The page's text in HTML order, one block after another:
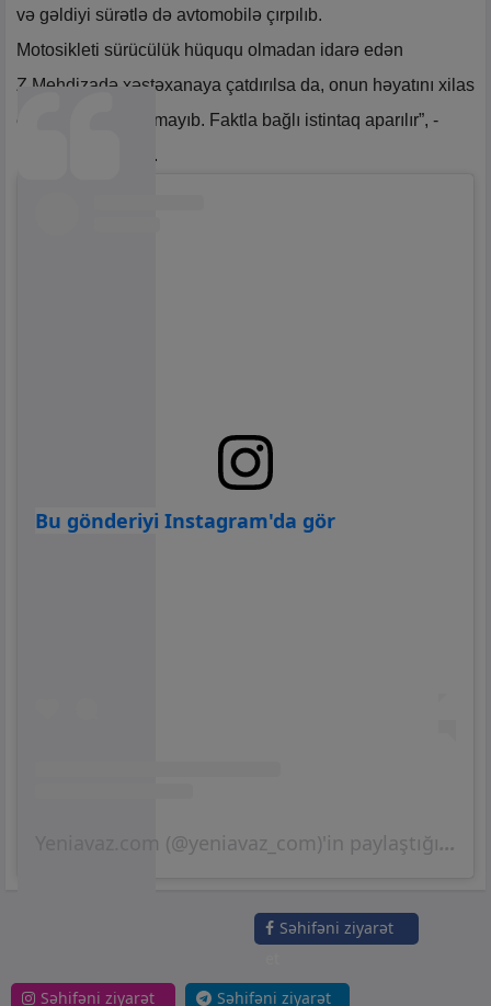
və gəldiyi sürətlə də avtomobilə çırpılıb.
Motosikleti sürücülük hüququ olmadan idarə edən
Z.Mehdizadə xəstəxanaya çatdırılsa da, onun həyatını xilas
etmək mümkün olmayıb. Faktla bağlı istintaq aparılır”, -
məlumatda deyilir.
Bu gönderiyi Instagram'da gör
Yeniavaz.com (@yeniavaz_com)'in paylaştığı bir gönderi
Səhifəni ziyarət
Səhifəni ziyarət
Səhifəni ziyarət